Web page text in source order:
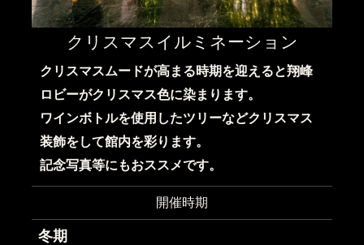
クリスマスイルミネーション
クリスマスムードが高まる時期を迎えると翔峰
ロビーがクリスマス色に染まります。
ワインボトルを使用したツリーなどクリスマス
装飾をして館内を彩ります。
記念写真等にもおススメです。
開催時期
冬期